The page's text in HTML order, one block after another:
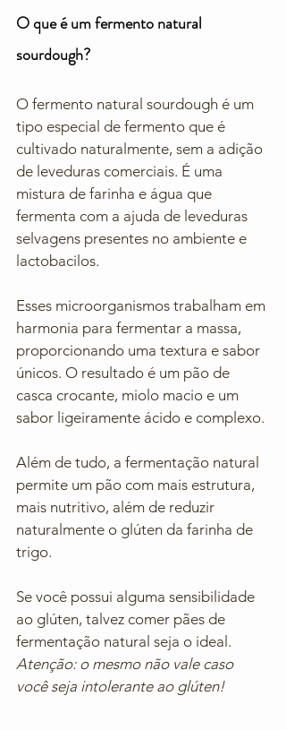
O que é um fermento natural
sourdough?
O fermento natural sourdough é um
tipo especial de fermento que é
cultivado naturalmente, sem a adição
de leveduras comerciais. É uma
mistura de farinha e água que
fermenta com a ajuda de leveduras
selvagens presentes no ambiente e
lactobacilos.
Esses microorganismos trabalham em
harmonia para fermentar a massa,
proporcionando uma textura e sabor
únicos. O resultado é um pão de
casca crocante, miolo macio e um
sabor ligeiramente ácido e complexo.
Além de tudo, a fermentação natural
permite um pão com mais estrutura,
mais nutritivo, além de reduzir
naturalmente o glúten da farinha de
trigo.
Se você possui alguma sensibilidade
ao glúten, talvez comer pães de
fermentação natural seja o ideal.
Atenção: o mesmo não vale caso
você seja intolerante ao glúten!